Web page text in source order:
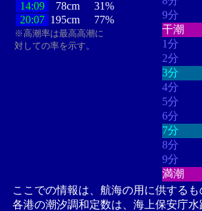
14:09
78cm
31%
20:07 195cm 77%
※高潮率は最高高潮に
対しての率を示す。
9分
干潮
1分
2分
3分
4分
5分
6分
7分
8分
9分
満潮
ここでの情報は、航海の用に供する
各港の潮汐調和定数は、海上保安庁